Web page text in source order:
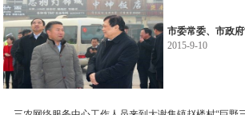
市委常委、市政
2015-9-10